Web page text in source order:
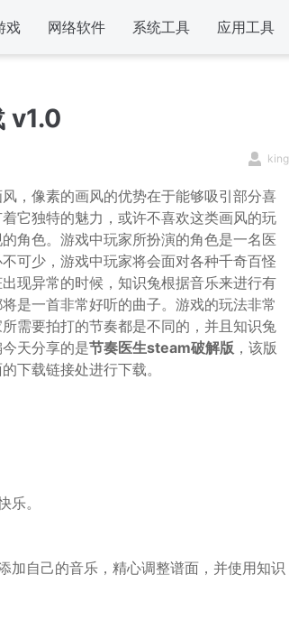
戏 网络软件 系统工具 应用工具
v1.0
king
，像素的画风的优势在于能够吸引部分喜
它独特的魅力，或许不喜欢这类画风的玩
角色。游戏中玩家所扮演的角色是一名医
可少，游戏中玩家将会面对各种千奇百怪
现异常的时候，知识兔根据音乐来进行有
是一首非常好听的曲子。游戏的玩法非常
需要拍打的节奏都是不同的，并且知识兔
天分享的是节奏医生steam破解版 ，该版
下载链接处进行下载。
。
加自己的音乐，精心调整谱面，并使用知识